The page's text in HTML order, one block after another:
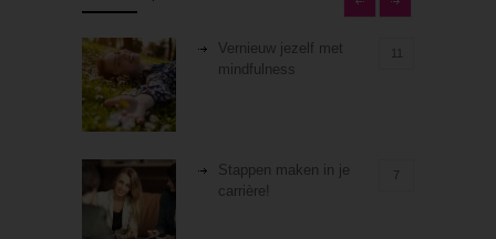
Vernieuw jezelf met
mindfulness
Stappen maken in je
carrière!
7